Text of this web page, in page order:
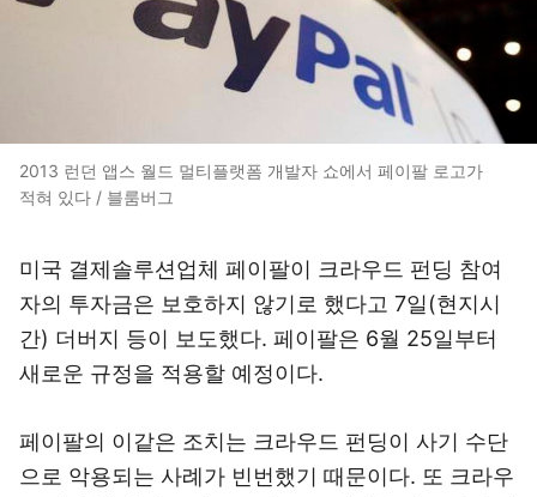
2013 런던 앱스 월드 멀티플랫폼 개발자 쇼에서 페이팔 로고가
적혀 있다 / 블룸버그
미국 결제솔루션업체 페이팔이 크라우드 펀딩 참여
자의 투자금은 보호하지 않기로 했다고 7일(현지시
간) 더버지 등이 보도했다. 페이팔은 6월 25일부터
새로운 규정을 적용할 예정이다.
페이팔의 이같은 조치는 크라우드 펀딩이 사기 수단
으로 악용되는 사례가 빈번했기 때문이다. 또 크라우